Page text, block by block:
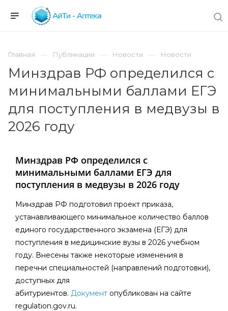
Главная Публикации Новости Новости
Минздрав РФ определился с
минимальными баллами ЕГЭ
для поступления в медвузы в
2026 году
Минздрав РФ определился с
минимальными баллами ЕГЭ для
поступления в медвузы в 2026 году
Минздрав РФ подготовил проект приказа,
устанавливающего минимальное количество баллов
единого государственного экзамена (ЕГЭ) для
поступления в медицинские вузы в 2026 учебном
году. Внесены также некоторые изменения в
перечни специальностей (направлений подготовки),
доступных для
абитуриентов. Документ опубликован на сайте
regulation.gov.ru.